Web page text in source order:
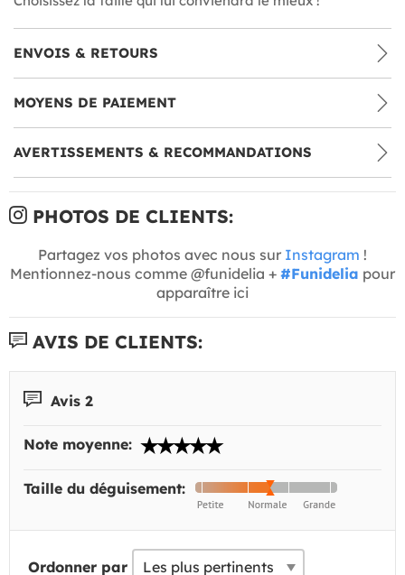
ENVOIS & RETOURS
MOYENS DE PAIEMENT
AVERTISSEMENTS & RECOMMANDATIONS
PHOTOS DE CLIENTS:
Partagez vos photos avec nous sur Instagram !
Mentionnez-nous comme @funidelia + #Funidelia pour
apparaître ici
AVIS DE CLIENTS:
Avis 2
Note moyenne:
Taille du déguisement:
Ordonner par